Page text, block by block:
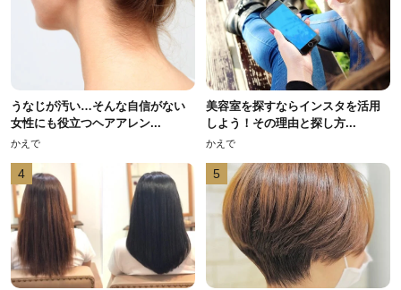
うなじが汚い…そんな自信がない
女性にも役立つヘアアレン...
かえで
美容室を探すならインスタを活用
しよう！その理由と探し方...
かえで
4 5